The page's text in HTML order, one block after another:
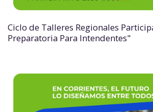
Ciclo de Talleres Regionales
Preparatoria Para Intendentes"